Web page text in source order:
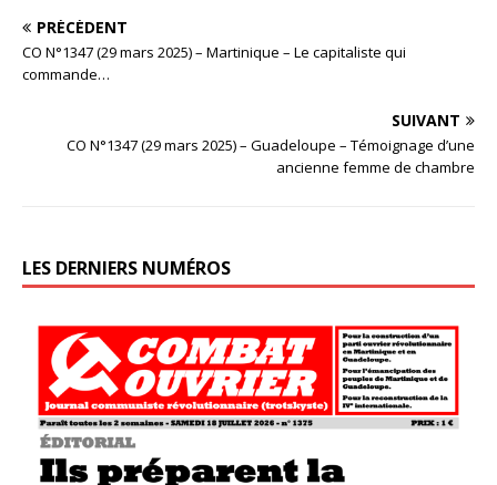
PRÉCÉDENT
CO N°1347 (29 mars 2025) – Martinique – Le capitaliste qui
commande…
SUIVANT
CO N°1347 (29 mars 2025) – Guadeloupe – Témoignage d’une
ancienne femme de chambre
LES DERNIERS NUMÉROS